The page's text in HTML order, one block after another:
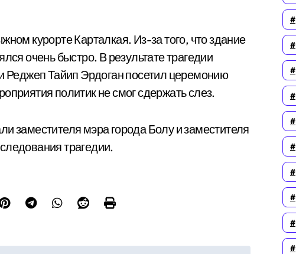
курорте Карталкая. Из-за того, что здание
очень быстро. В результате трагедии
Реджеп Тайип Эрдоган посетил церемонию
политик не смог сдержать слез.
заместителя мэра города Болу и заместителя
трагедии.